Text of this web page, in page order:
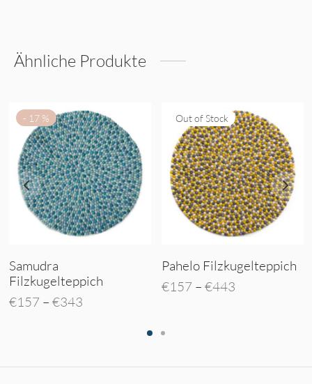
Ähnliche Produkte
- 17%
Samudra
Filzkugelteppich
€157 – €343Preisspanne:
Out of Stock
Pahelo Filzkugelteppich
€157 – €443Preisspanne: